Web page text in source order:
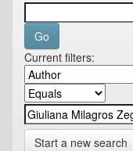
Current filters:
Start a new search